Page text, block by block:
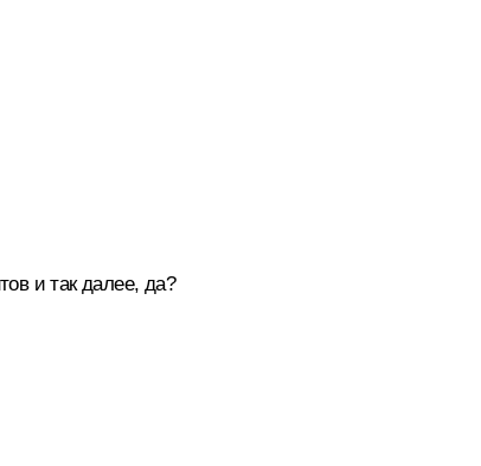
и так далее, да?